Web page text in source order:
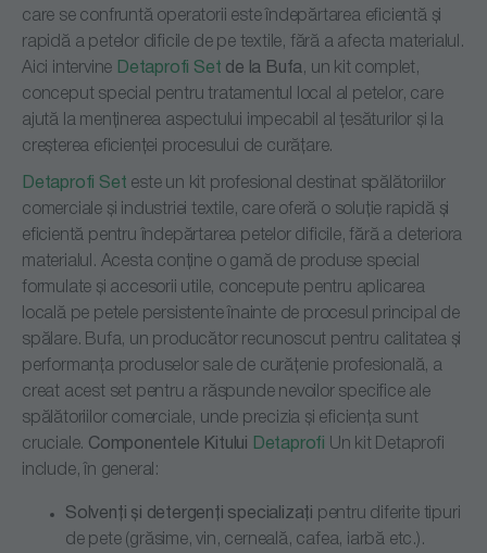
care se confruntă operatorii este îndepărtarea eficientă și
rapidă a petelor dificile de pe textile, fără a afecta materialul.
Aici intervine Detaprofi Set de la Bufa, un kit complet,
conceput special pentru tratamentul local al petelor, care
ajută la menținerea aspectului impecabil al țesăturilor și la
creșterea eficienței procesului de curățare.
Detaprofi Set este un kit profesional destinat spălătoriilor
comerciale și industriei textile, care oferă o soluție rapidă și
eficientă pentru îndepărtarea petelor dificile, fără a deteriora
materialul. Acesta conține o gamă de produse special
formulate și accesorii utile, concepute pentru aplicarea
locală pe petele persistente înainte de procesul principal de
spălare. Bufa, un producător recunoscut pentru calitatea și
performanța produselor sale de curățenie profesională, a
creat acest set pentru a răspunde nevoilor specifice ale
spălătoriilor comerciale, unde precizia și eficiența sunt
cruciale. Componentele Kitului Detaprofi
Un kit Detaprofi
include, în general:
Solvenți și detergenți specializați
pentru diferite tipuri
de pete (grăsime, vin, cerneală, cafea, iarbă etc.).